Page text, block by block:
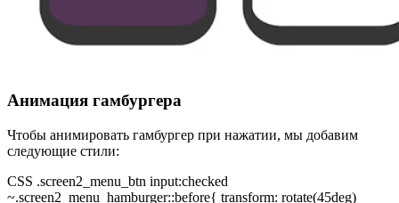
Анимация гамбургера
Чтобы анимировать гамбургер при нажатии, мы добавим
следующие стили:
CSS .screen2_menu_btn input:checked
~.screen2_menu_hamburger::before{ transform: rotate(45deg)